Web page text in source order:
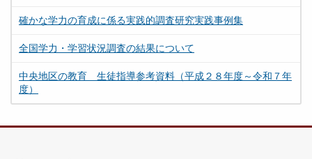
確かな学力の育成に係る実践的調査研究実践事例集
全国学力・学習状況調査の結果について
中央地区の教育 生徒指導参考資料（平成２８年度～令和７年
度）